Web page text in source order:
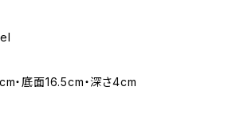
・底面16.5cm・深さ4cm